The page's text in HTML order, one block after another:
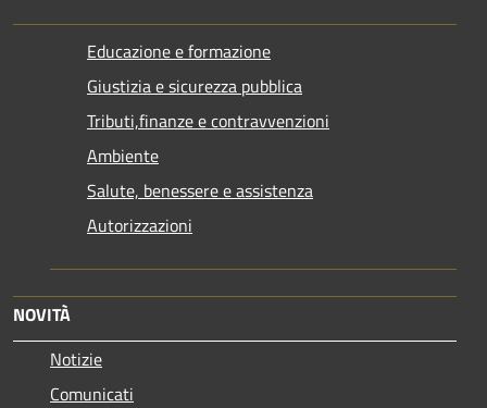
Educazione e formazione
Giustizia e sicurezza pubblica
Tributi,finanze e contravvenzioni
Ambiente
Salute, benessere e assistenza
Autorizzazioni
NOVITÀ
Notizie
Comunicati